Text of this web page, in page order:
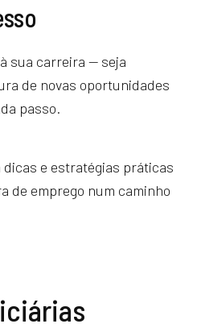
sua carreira — seja
de novas oportunidades
passo.
dicas e estratégias práticas
de emprego num caminho